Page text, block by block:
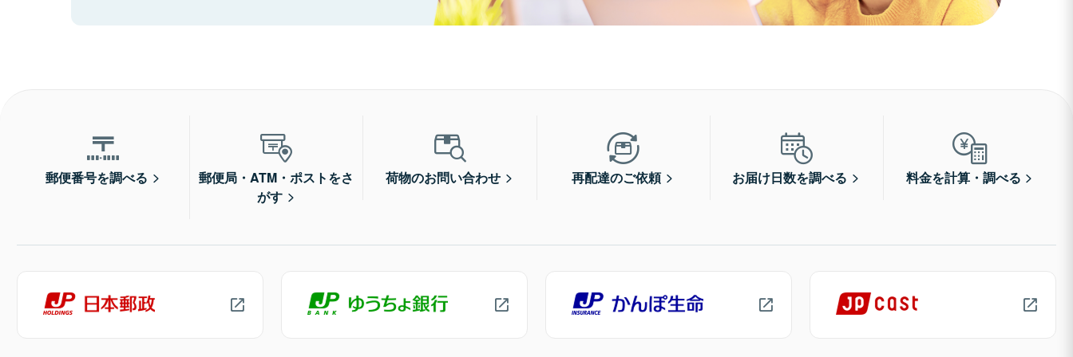
郵便番号を調べる
郵便局・ATM・ポストをさ
がす
荷物のお問い合わせ 再配達のご依頼 お届け日数を調べる 料金を計算・調べる